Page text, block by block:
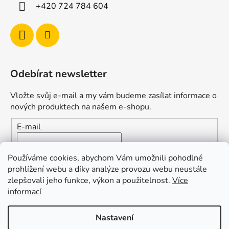
Používáme cookies, abychom Vám umožnili pohodlné
prohlížení webu a díky analýze provozu webu neustále
zlepšovali jeho funkce, výkon a použitelnost. Více
informací
Nastavení
+420 724 784 604
Odebírat newsletter
Vložte svůj e-mail a my vám budeme zasílat informace o
nových produktech na našem e-shopu.
E-mail
Vložením e-mailu souhlasíte s
podmínkami ochrany
osobních údajů
PŘIHLÁSIT SE